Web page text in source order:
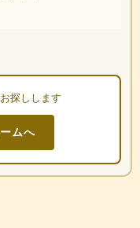
探しします
ムへ